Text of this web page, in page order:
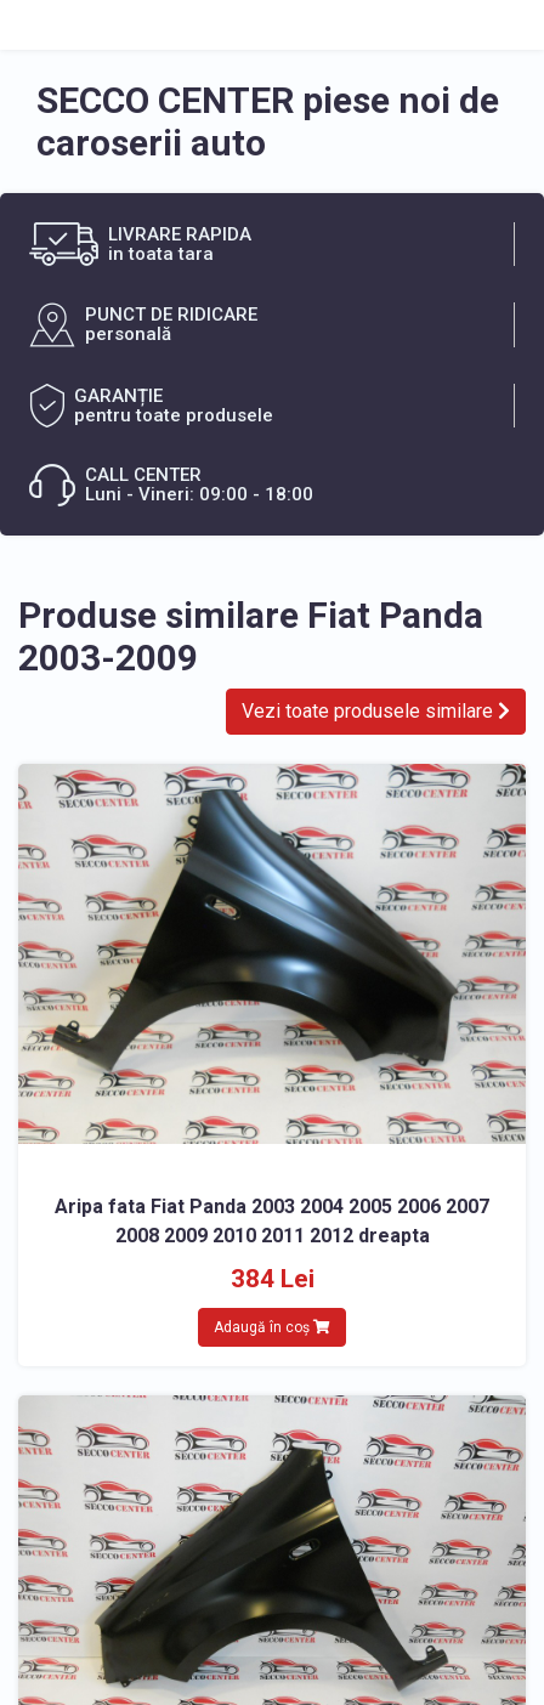
SECCO CENTER piese noi de
caroserii auto
LIVRARE RAPIDA
in toata tara
PUNCT DE RIDICARE
personală
GARANȚIE
pentru toate produsele
CALL CENTER
Luni - Vineri: 09:00 - 18:00
Produse similare Fiat Panda
2003-2009
Vezi toate produsele similare
Aripa fata Fiat Panda 2003 2004 2005 2006 2007
2008 2009 2010 2011 2012 dreapta
384 Lei
Adaugă în coș